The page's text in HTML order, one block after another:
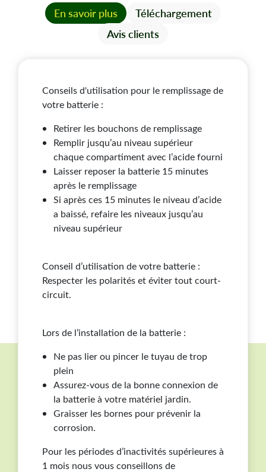
En savoir plus
Téléchargement
Avis clients
Conseils d'utilisation pour le remplissage de
votre batterie :
Retirer les bouchons de remplissage
Remplir jusqu’au niveau supérieur
chaque compartiment avec l’acide fourni
Laisser reposer la batterie 15 minutes
après le remplissage
Si après ces 15 minutes le niveau d’acide
a baissé, refaire les niveaux jusqu’au
niveau supérieur
Conseil d’utilisation de votre batterie :
Respecter les polarités et éviter tout court-
circuit.
Lors de l’installation de la batterie :
Ne pas lier ou pincer le tuyau de trop
plein
Assurez-vous de la bonne connexion de
la batterie à votre matériel jardin.
Graisser les bornes pour prévenir la
corrosion.
Pour les périodes d’inactivités supérieures à
1 mois nous vous conseillons de